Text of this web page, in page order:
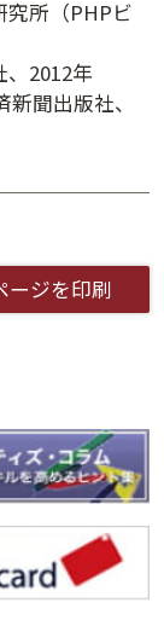
究所（PHPビ
2012年
聞出版社、
ージを印刷